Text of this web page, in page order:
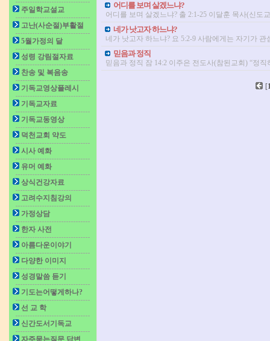
주일학교설교
고난(사순절)부활절
5월가정의 달
성령 강림절자료
찬송 및 복음송
기독교영상플레시
기독교자료
기독교동영상
덕천교회 약도
시사 예화
유머 예화
상식건강자료
고려수지침강의
가정상담
한자 사전
아름다운이야기
다양한 이미지
성경말씀 듣기
기도는어떻게하나?
선 교 학
신간도서기독교
자주묻는질문 답변
어디를 보며 살겠느냐?
어디를 보며 살겠느냐? 출 2:1-25 이달훈 목사(신도
네가 낫고자 하느냐?
네가 낫고자 하느냐? 요 5:2-9 사람에게는 자기가
믿음과 정직
믿음과 정직 잠 14:2 이주은 전도사(참된교회) “정
[